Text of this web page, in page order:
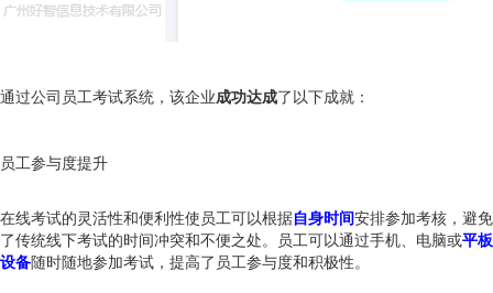
通过公司员工考试系统，该企业成功达成了以下成就：
员工参与度提升
在线考试的灵活性和便利性使员工可以根据自身时间安排参加考核，避免
了传统线下考试的时间冲突和不便之处。员工可以通过手机、电脑或平板
设备随时随地参加考试，提高了员工参与度和积极性。